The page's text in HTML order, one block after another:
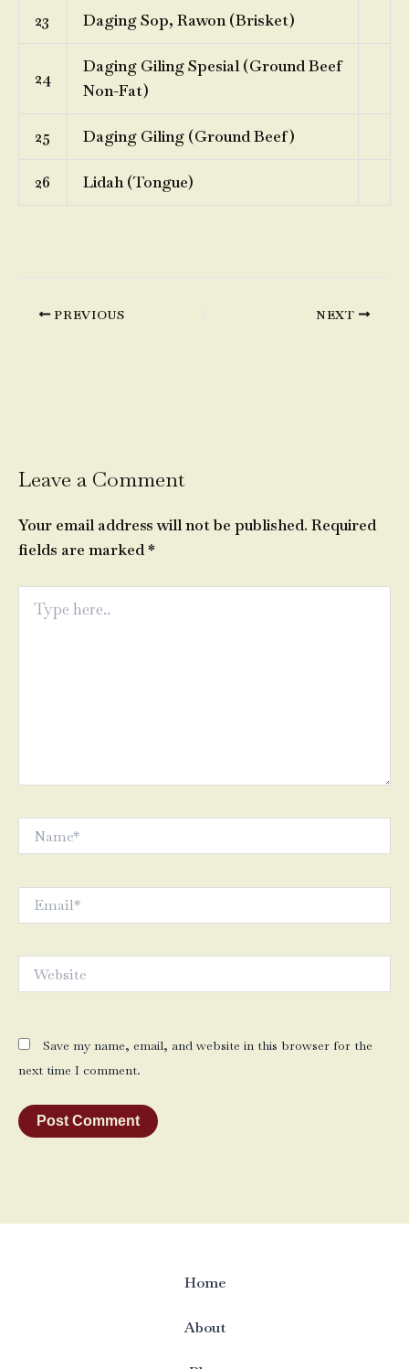
23 Daging Sop, Rawon (Brisket)
24
Daging Giling Spesial (Ground Beef
Non-Fat)
25 Daging Giling (Ground Beef)
26 Lidah (Tongue)
PREVIOUS NEXT
Leave a Comment
Your email address will not be published. Required
fields are marked*
here..
Save my name, email, and website in this browser for the
next time I comment.
Home
About